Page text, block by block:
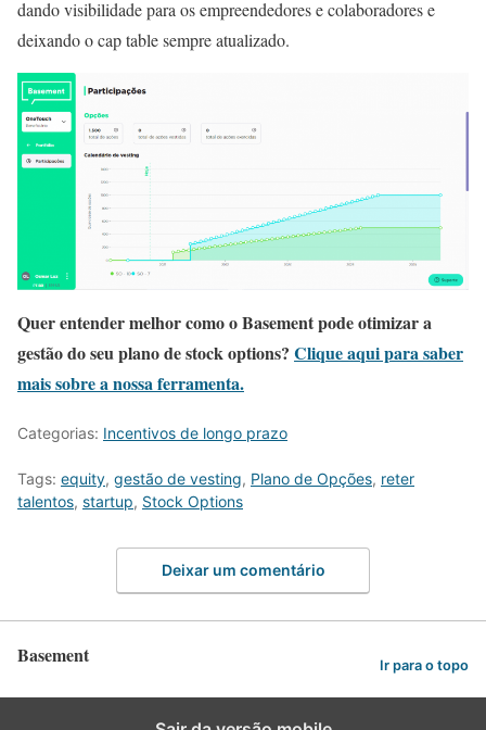
dando visibilidade para os empreendedores e colaboradores e
deixando o cap table sempre atualizado.
Quer entender melhor como o Basement pode otimizar a
gestão do seu plano de stock options? Clique aqui para saber
mais sobre a nossa ferramenta.
Categorias: Incentivos de longo prazo
Tags: equity, gestão de vesting, Plano de Opções, reter
talentos, startup, Stock Options
Deixar um comentário
Basement Ir para o topo